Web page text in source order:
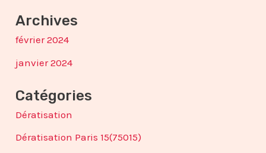
Archives
février 2024
janvier 2024
Catégories
Dératisation
Dératisation Paris 15(75015)